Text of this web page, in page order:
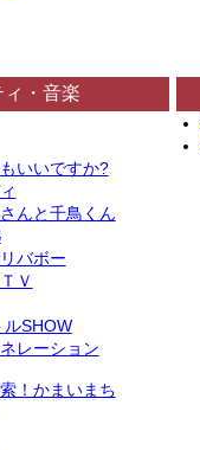
・音楽
いいですか?
んと千鳥くん
バボー
Ｖ
SHOW
レーション
！かまいまち